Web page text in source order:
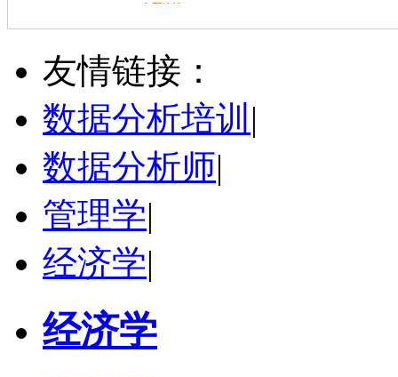
立即咨询
蒋军锋 南京市
博导
学校：南京信息工程大学
立即咨询
友情链接：
数据分析培训 |
数据分析师|
管理学|
经济学|
经济学